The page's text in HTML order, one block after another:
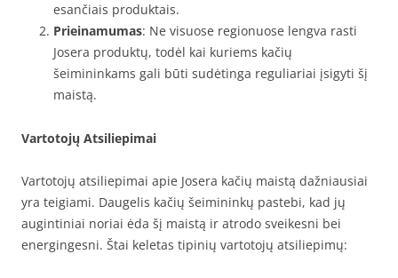
esančiais produktais.
Prieinamumas: Ne visuose regionuose lengva rasti
Josera produktų, todėl kai kuriems kačių
šeimininkams gali būti sudėtinga reguliariai įsigyti šį
maistą.
Vartotojų Atsiliepimai
Vartotojų atsiliepimai apie Josera kačių maistą dažniausiai
yra teigiami. Daugelis kačių šeimininkų pastebi, kad jų
augintiniai noriai ėda šį maistą ir atrodo sveikesni bei
energingesni. Štai keletas tipinių vartotojų atsiliepimų: